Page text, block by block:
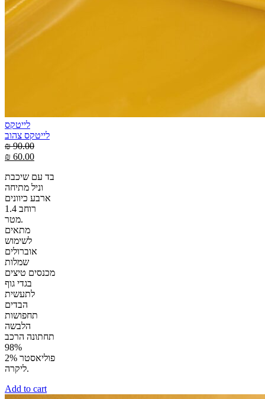
לייטקס
לייטקס צהוב
₪90.00
₪ 60.00
בד עם שיכבת
וניל מתיחה
ארבע כיוונים
רוחב 1.4
מטר.
מתאים
לשימוש
אוברולים
שמלות
מכנסים טיצים
בגדי גוף
לתעשית
הבדים
תחפושות
הלבשה
תחתונה הרכב
98%
פוליאסטר 2%
ליקרה.
Add to cart